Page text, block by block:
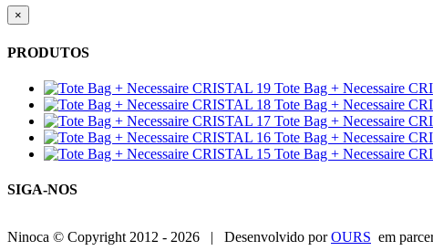
×
PRODUTOS
Tote Bag + Necessaire
Tote Bag + Necessaire
Tote Bag + Necessaire
Tote Bag + Necessaire
Tote Bag + Necessaire
SIGA-NOS
Ninoca © Copyright 2012 - 2026 | Desenvolvido porOURS em